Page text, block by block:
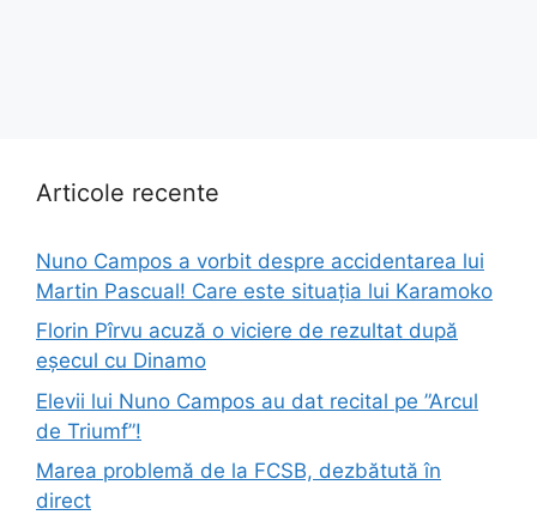
Articole recente
Nuno Campos a vorbit despre accidentarea lui
Martin Pascual! Care este situația lui Karamoko
Florin Pîrvu acuză o viciere de rezultat după
eșecul cu Dinamo
Elevii lui Nuno Campos au dat recital pe ”Arcul
de Triumf”!
Marea problemă de la FCSB, dezbătută în
direct